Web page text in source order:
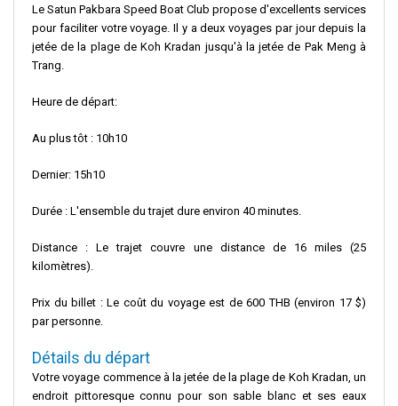
Le Satun Pakbara Speed ​​Boat Club propose d'excellents services
pour faciliter votre voyage. Il y a deux voyages par jour depuis la
jetée de la plage de Koh Kradan jusqu'à la jetée de Pak Meng à
Trang.
Heure de départ:
Au plus tôt : 10h10
Dernier: 15h10
Durée : L'ensemble du trajet dure environ 40 minutes.
Distance : Le trajet couvre une distance de 16 miles (25
kilomètres).
Prix ​​du billet : Le coût du voyage est de 600 THB (environ 17 $)
par personne.
Détails du départ
Votre voyage commence à la jetée de la plage de Koh Kradan, un
endroit pittoresque connu pour son sable blanc et ses eaux